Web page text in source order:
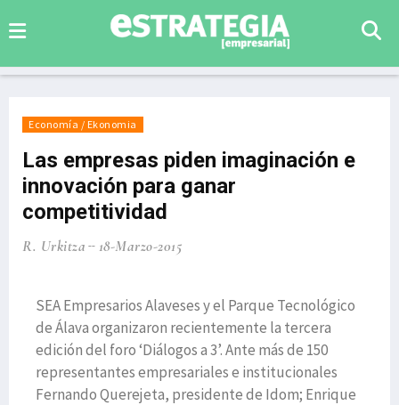
Economía / Ekonomia
Las empresas piden imaginación e
innovación para ganar
competitividad
R. Urkitza 18-Marzo-2015
SEA Empresarios Alaveses y el Parque Tecnológico
de Álava organizaron recientemente la tercera
edición del foro ‘Diálogos a 3’. Ante más de 150
representantes empresariales e institucionales
Fernando Querejeta, presidente de Idom; Enrique